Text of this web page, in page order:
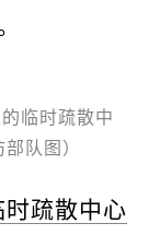
临时疏散中
队图）
时疏散中心